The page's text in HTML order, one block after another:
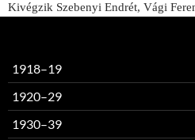
Kivégzik Szebenyi Endrét, Vági
1918–19
1920–29
1930–39